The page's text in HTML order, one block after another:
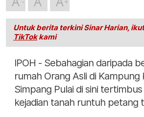
Untuk berita terkini Sinar Harian,
TikTokkami
IPOH - Sebahagian daripada
rumah Orang Asli di Kampung
Simpang Pulai di sini
kejadian tanah runtuh petang